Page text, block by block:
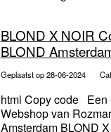
BLOND X NOIR
BLOND
Geplaatst op 28-06-2024
html Copy code Een
Webshop van
Amsterdam BLOND